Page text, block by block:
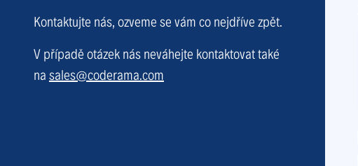
Kontaktujte nás, ozveme se vám co nejdříve zpět.
V případě otázek nás neváhejte kontaktovat také
na sales@coderama.com